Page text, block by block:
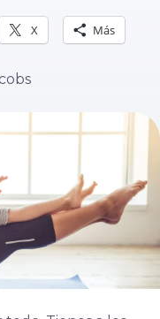
X Más